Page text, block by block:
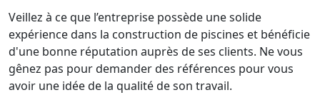
Veillez à ce que l’entreprise possède une solide
expérience dans la construction de piscines et bénéficie
d'une bonne réputation auprès de ses clients. Ne vous
gênez pas pour demander des références pour vous
avoir une idée de la qualité de son travail.